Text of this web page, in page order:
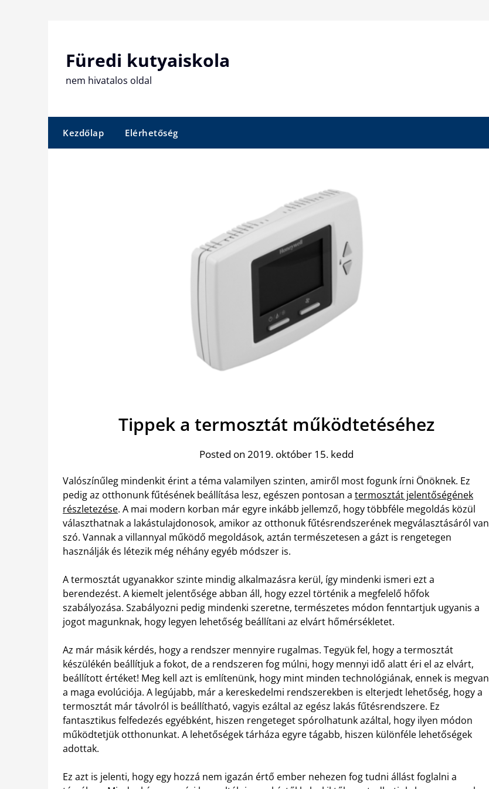
Füredi kutyaiskola
nem hivatalos oldal
Kezdőlap Elérhetőség
Tippek a termosztát működtetéséhez
Posted on 2019. október 15. kedd
Valószínűleg mindenkit érint a téma valamilyen szinten, amiről most fogunk írni Önöknek. Ez
pedig az otthonunk fűtésének beállítása lesz, egészen pontosan a termosztát jelentőségének
részletezése. A mai modern korban már egyre inkább jellemző, hogy többféle megoldás közül
választhatnak a lakástulajdonosok, amikor az otthonuk fűtésrendszerének megválasztásáról van
szó. Vannak a villannyal működő megoldások, aztán természetesen a gázt is rengetegen
használják és létezik még néhány egyéb módszer is.
A termosztát ugyanakkor szinte mindig alkalmazásra kerül, így mindenki ismeri ezt a
berendezést. A kiemelt jelentősége abban áll, hogy ezzel történik a megfelelő hőfok
szabályozása. Szabályozni pedig mindenki szeretne, természetes módon fenntartjuk ugyanis a
jogot magunknak, hogy legyen lehetőség beállítani az elvárt hőmérsékletet.
Az már másik kérdés, hogy a rendszer mennyire rugalmas. Tegyük fel, hogy a termosztát
készülékén beállítjuk a fokot, de a rendszeren fog múlni, hogy mennyi idő alatt éri el az elvárt,
beállított értéket! Meg kell azt is említenünk, hogy mint minden technológiának, ennek is megvan
a maga evolúciója. A legújabb, már a kereskedelmi rendszerekben is elterjedt lehetőség, hogy a
termosztát már távolról is beállítható, vagyis ezáltal az egész lakás fűtésrendszere. Ez
fantasztikus felfedezés egyébként, hiszen rengeteget spórolhatunk azáltal, hogy ilyen módon
működtetjük otthonunkat. A lehetőségek tárháza egyre tágabb, hiszen különféle lehetőségek
adottak.
Ez azt is jelenti, hogy egy hozzá nem igazán értő ember nehezen fog tudni állást foglalni a